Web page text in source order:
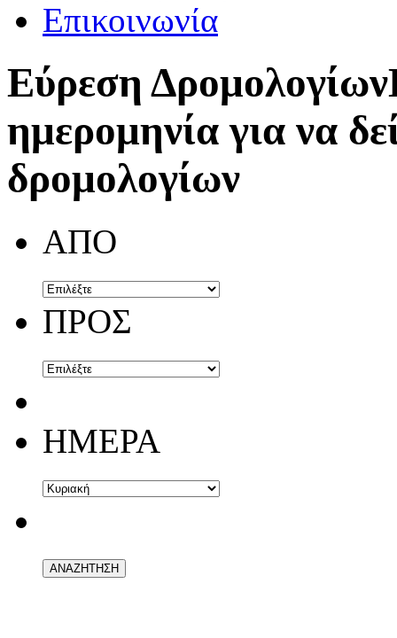
Επικοινωνία
Εύρεση Δρομολογίων
ημερομηνία για να
δρομολογίων
ΑΠΟ
ΠΡΟΣ
ΗΜΕΡΑ